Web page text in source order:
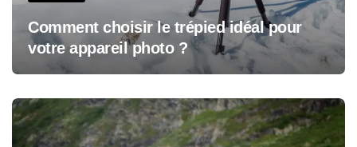
Comment choisir le trépied idéal pour
votre appareil photo ?